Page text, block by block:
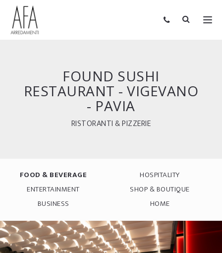
FOUND SUSHI
RESTAURANT - VIGEVANO
- PAVIA
RISTORANTI & PIZZERIE
FOOD & BEVERAGE
HOSPITALITY
ENTERTAINMENT
SHOP & BOUTIQUE
BUSINESS
HOME